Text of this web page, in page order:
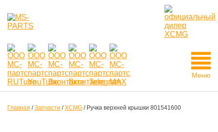
Меню
Главная /Запчасти /XCMG / Ручка верхней крышки 801541600